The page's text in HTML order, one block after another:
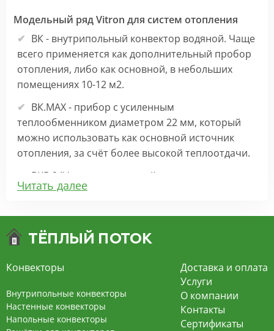
Модельный ряд Vitron для систем отопления
ВК - внутрипольный конвектор водяной. Чаще
всего применяется как дополнительный пробор
отопления, либо как основной, в небольших
помещениях 10-12 м2.
ВК.МАХ - прибор с усиленным
теплообменником диаметром 22 мм, который
можно использовать как основной источник
отопления, за счёт более высокой теплоотдачи.
ВКВ 24V – внутрипольный конвектор
отопления с вентилятором на 24В подходит для
экономит электроэнергию и бесшумно работает.
конвекцией на 220В. За счет тангенциального
вентилятора создает принудительную
конвекцию, что позволяет обогревать
помещения большой площади.
Читать далее
Конвекторы
Внутрипольные конвекторы
Настенные конвекторы
Напольные конвекторы
Доставка и оплата
Услуги
О компании
Контакты
Сертификаты